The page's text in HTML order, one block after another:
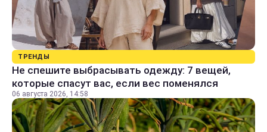
ТРЕНДЫ
Не спешите выбрасывать одежду: 7 вещей,
которые спасут вас, если вес поменялся
06 августа 2026, 14:58